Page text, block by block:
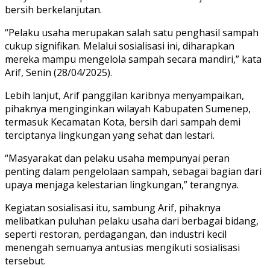
bersih berkelanjutan.
“Pelaku usaha merupakan salah satu penghasil sampah
cukup signifikan. Melalui sosialisasi ini, diharapkan
mereka mampu mengelola sampah secara mandiri,” kata
Arif, Senin (28/04/2025).
Lebih lanjut, Arif panggilan karibnya menyampaikan,
pihaknya menginginkan wilayah Kabupaten Sumenep,
termasuk Kecamatan Kota, bersih dari sampah demi
terciptanya lingkungan yang sehat dan lestari.
“Masyarakat dan pelaku usaha mempunyai peran
penting dalam pengelolaan sampah, sebagai bagian dari
upaya menjaga kelestarian lingkungan,” terangnya.
Kegiatan sosialisasi itu, sambung Arif, pihaknya
melibatkan puluhan pelaku usaha dari berbagai bidang,
seperti restoran, perdagangan, dan industri kecil
menengah semuanya antusias mengikuti sosialisasi
tersebut.